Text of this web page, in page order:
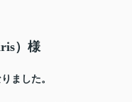
）様
ました。